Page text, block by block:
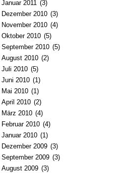
Januar 2011 (3)
Dezember 2010 (3)
November 2010 (4)
Oktober 2010 (5)
September 2010 (5)
August 2010 (2)
Juli 2010 (5)
Juni 2010 (1)
Mai 2010 (1)
April 2010 (2)
März 2010 (4)
Februar 2010 (4)
Januar 2010 (1)
Dezember 2009 (3)
September 2009 (3)
August 2009 (3)